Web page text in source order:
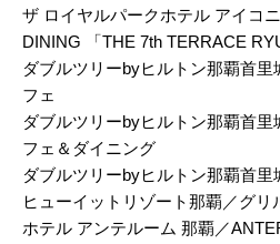
ザ ロイヤルパークホテル アイコ
DINING 「THE 7th TERRACE
ダブルツリーbyヒルトン那覇首
フェ
ダブルツリーbyヒルトン那覇首
フェ＆ダイニング
ダブルツリーbyヒルトン那覇首里
ヒューイットリゾート那覇／グリ
ホテル アンテルーム 那覇／